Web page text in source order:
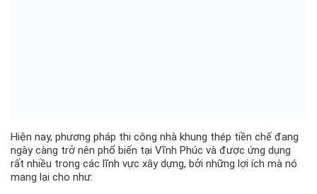
Hiện nay, phương pháp thi công nhà khung thép tiền chế đang
ngày càng trở nên phổ biến tại Vĩnh Phúc và được ứng dụng
rất nhiều trong các lĩnh vực xây dựng, bởi những lợi ích mà nó
mang lại cho như: